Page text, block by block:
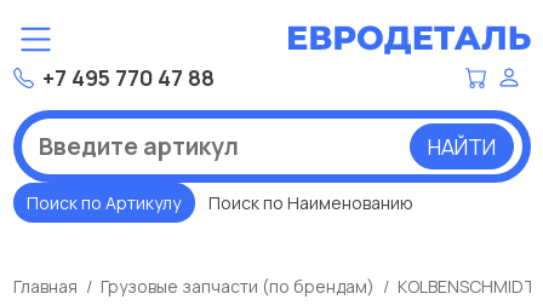
+7 495 770 47 88
НАЙТИ
Поиск по Артикулу Поиск по Наименованию
Главная Грузовые запчасти (по брендам) KOLBENSCHMIDT